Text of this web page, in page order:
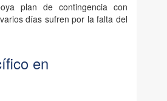
plan de contingencia con
días sufren por la falta del
en